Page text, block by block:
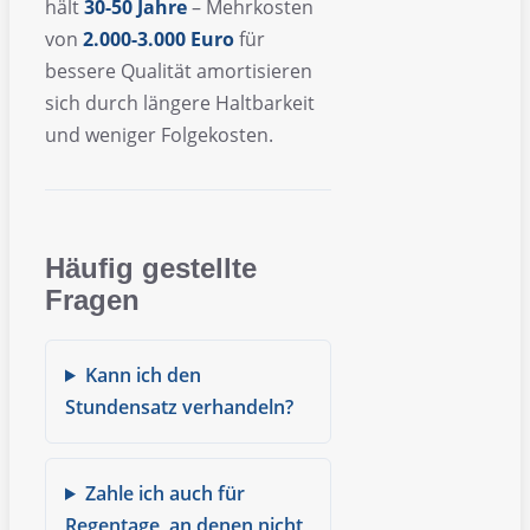
hält30-50 Jahre– Mehrkosten
von 2.000-3.000 Eurofür
bessere Qualität amortisieren
sich durch längere Haltbarkeit
und weniger Folgekosten.
Häufig gestellte
Fragen
Kann ich den
Stundensatz verhandeln?
Zahle ich auch für